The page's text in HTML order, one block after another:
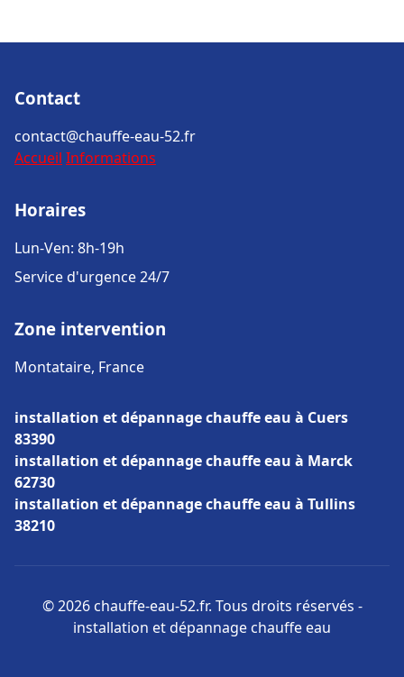
Contact
contact@chauffe-eau-52.fr
Accueil Informations
Horaires
Lun-Ven: 8h-19h
Service d'urgence 24/7
Zone intervention
Montataire, France
installation et dépannage chauffe eau à Cuers
83390
installation et dépannage chauffe eau à Marck
62730
installation et dépannage chauffe eau à Tullins
38210
© 2026 chauffe-eau-52.fr. Tous droits réservés -
installation et dépannage chauffe eau